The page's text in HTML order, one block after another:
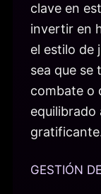
clave en
invertir en
el estilo de
sea que se
combate o
equilibrado
GESTIÓN